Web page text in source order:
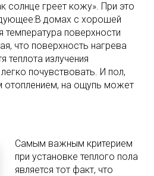
солнце греет кожу». При это
домах с хорошей
температура поверхности
что поверхность нагрева
теплота излучения
почувствовать. И пол,
отоплением, на ощупь может
Самым важным критерием
при установке теплого пола
является тот факт, что